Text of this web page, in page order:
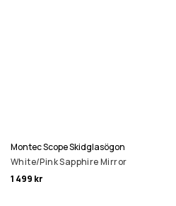
Montec Scope Skidglasögon
White/Pink Sapphire Mirror
1 499 kr